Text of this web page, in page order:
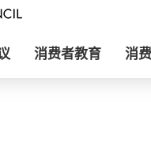
消费者教育 消